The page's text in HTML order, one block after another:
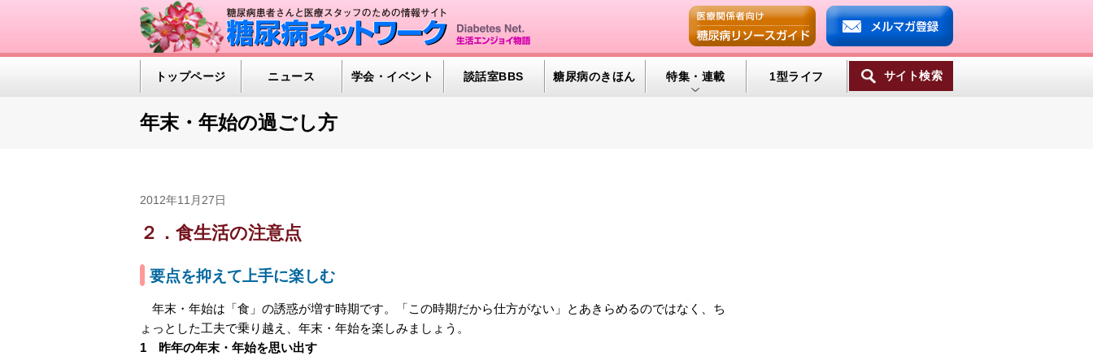
トップページ ニュース 学会・イベント 談話室BBS 糖尿病のきほん 特集・連載 1型ライフ サイト検索
年末・年始の過ごし方
2012年11月27日
２．食生活の注意点
要点を抑えて上手に楽しむ
年末・年始は「食」の誘惑が増す時期です。「この時期だから仕方がない」とあきらめるのではなく、ち
ょっとした工夫で乗り越え、年末・年始を楽しみましょう。
1 昨年の年末・年始を思い出す